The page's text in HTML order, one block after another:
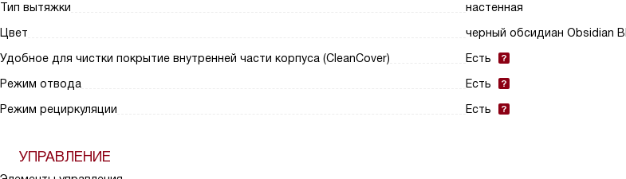
Тип вытяжки
настенная
Цвет
черный обсидиан Obsidian
Удобное для чистки покрытие внутренней части корпуса (CleanCover)
Есть
Режим отвода
Есть
Режим рециркуляции
Есть
УПРАВЛЕНИЕ